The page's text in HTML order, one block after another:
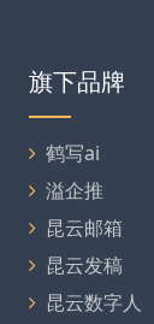
旗下品牌
鹤写ai
溢企推
昆云邮箱
昆云发稿
昆云数字人